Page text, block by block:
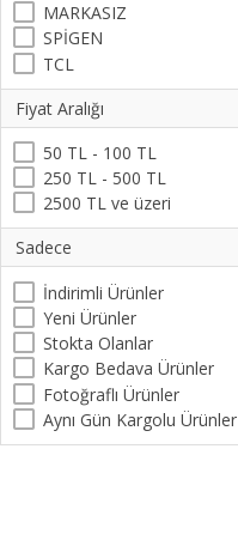
MARKASIZ
SPİGEN
TCL
Fiyat Aralığı
50 TL - 100 TL
250 TL - 500 TL
2500 TL ve üzeri
Sadece
İndirimli Ürünler
Yeni Ürünler
Stokta Olanlar
Kargo Bedava Ürünler
Fotoğraflı Ürünler
Aynı Gün Kargolu Ürünler